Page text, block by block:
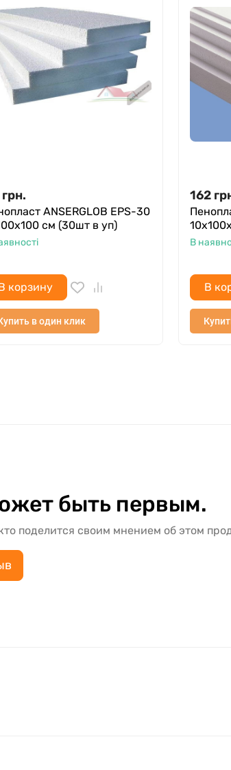
грн.
ANSERGLOB EPS-30
см (30шт в уп)
корзину
в один клик
162
В
В
быть первым.
поделится своим мнением об этом